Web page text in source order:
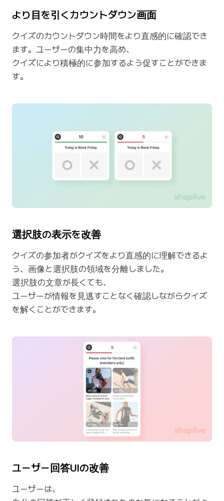
より目を引くカウントダウン画面
クイズのカウントダウン時間をより直感的に確認でき
ます。ユーザーの集中力を高め、
クイズにより積極的に参加するよう促すことができま
す。
選択肢の表示を改善
クイズの参加者がクイズをより直感的に理解できるよ
う、画像と選択肢の領域を分離しました。
選択肢の文章が長くても、
ユーザーが情報を見逃すことなく確認しながらクイズ
を解くことができます。
ユーザー回答UIの改善
ユーザーは、